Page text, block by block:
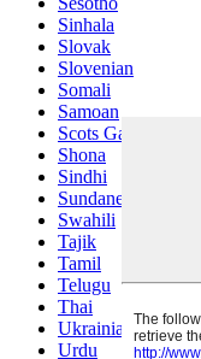
Sinhala
Slovak
Slovenian
Somali
Samoan
Scots Gaelic
Shona
Sindhi
Sundanese
Swahili
Tajik
Tamil
Telugu
Thai
Ukrainian
Urdu